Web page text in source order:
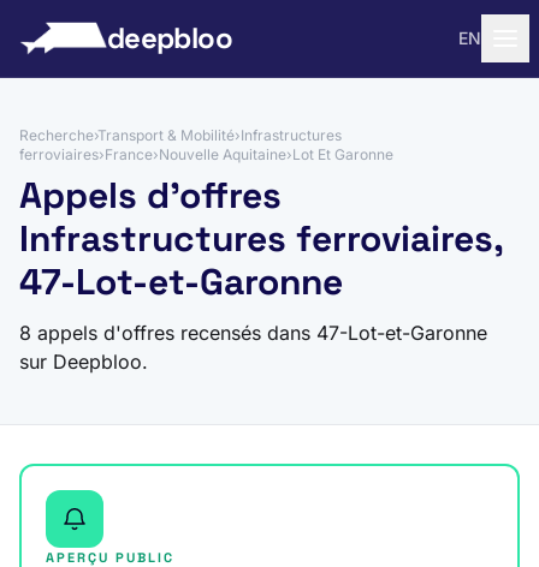
deepbloo EN
Recherche›Transport & Mobilité›Infrastructures
ferroviaires›France›Nouvelle Aquitaine›Lot Et Garonne
Appels d'offres
Infrastructures ferroviaires,
47-Lot-et-Garonne
8 appels d'offres recensés dans 47-Lot-et-Garonne
sur Deepbloo.
APERÇU PUBLIC